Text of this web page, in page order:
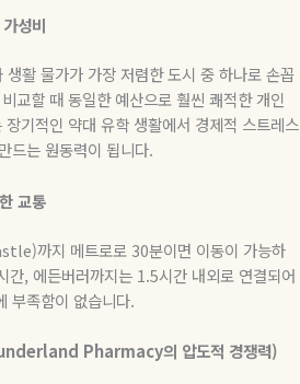
성비
생활 물가가 가장 저렴한 도시 중 하나로 손꼽
교할 때 동일한 예산으로 훨씬 쾌적한 개인
기적인 약대 유학 생활에서 경제적 스트레스
드는 원동력이 됩니다.
교통
까지 메트로로 30분이면 이동이 가능하
간, 에든버러까지는 1.5시간 내외로 연결되어
부족함이 없습니다.
Pharmacy의 압도적 경쟁력)